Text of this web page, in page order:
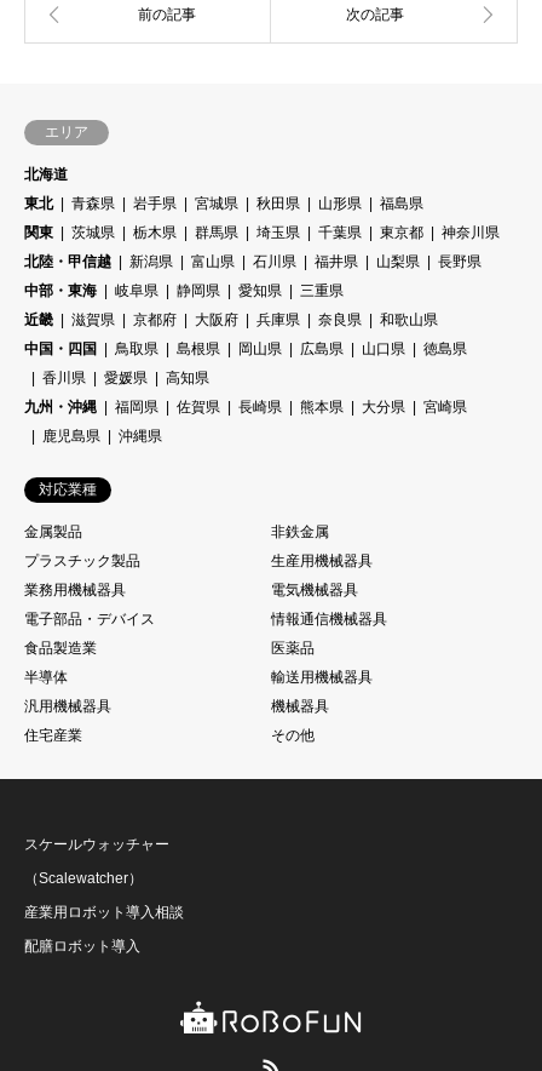
エリア
北海道
東北
青森県 岩手県 宮城県 秋田県 山形県
福島県
関東
茨城県 栃木県 群馬県 埼玉県 千葉県 東京都
神奈川県
北陸・甲信越
新潟県 富山県 石川県 福井県 山梨県
長野県
中部・東海
岐阜県 静岡県 愛知県
三重県
近畿
滋賀県 京都府 大阪府 兵庫県 奈良県
和歌山県
中国・四国
鳥取県 島根県 岡山県 広島県 山口県
徳島県
香川県
愛媛県
高知県
九州・沖縄
福岡県 佐賀県 長崎県 熊本県 大分県
宮崎県
鹿児島県
沖縄県
対応業種
金属製品
非鉄金属
プラスチック製品
生産用機械器具
業務用機械器具
電気機械器具
電子部品・デバイス
情報通信機械器具
食品製造業
医薬品
半導体
輸送用機械器具
汎用機械器具
機械器具
住宅産業
その他
スケールウォッチャー
（Scalewatcher）
産業用ロボット導入相談
配膳ロボット導入